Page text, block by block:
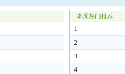
本周热门推荐
1
2
3
4